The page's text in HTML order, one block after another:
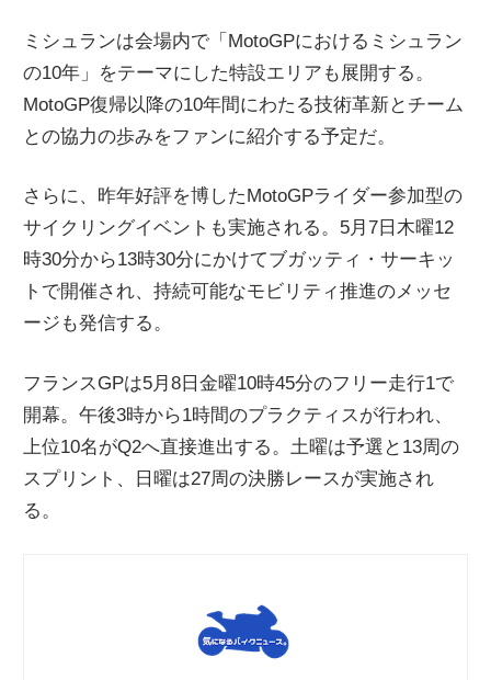
ミシュランは会場内で「MotoGPにおけるミシュラン
の10年」をテーマにした特設エリアも展開する。
MotoGP復帰以降の10年間にわたる技術革新とチーム
との協力の歩みをファンに紹介する予定だ。
さらに、昨年好評を博したMotoGPライダー参加型の
サイクリングイベントも実施される。5月7日木曜12
時30分から13時30分にかけてブガッティ・サーキッ
トで開催され、持続可能なモビリティ推進のメッセ
ージも発信する。
フランスGPは5月8日金曜10時45分のフリー走行1で
開幕。午後3時から1時間のプラクティスが行われ、
上位10名がQ2へ直接進出する。土曜は予選と13周の
スプリント、日曜は27周の決勝レースが実施され
る。